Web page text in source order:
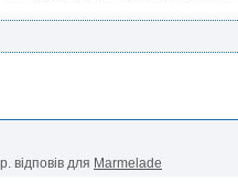
відповів для Marmelade